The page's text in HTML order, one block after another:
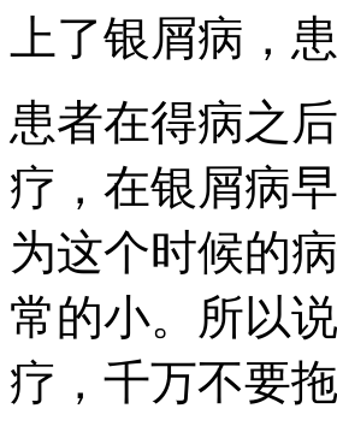
上了银屑病，
患者在得病之
疗，在银屑病
为这个时候的
常的小。所以
疗，千万不要拖